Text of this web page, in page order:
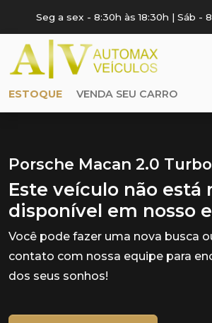
Seg a sex - 8:30h às 18:30h | Sáb -
ESTOQUE VENDA SEU CARRO
Porsche Macan 2.0 Turbo
Este veículo não está
disponível em nosso
Você pode fazer uma nova busca
contato com nossa equipe para
dos seus sonhos!